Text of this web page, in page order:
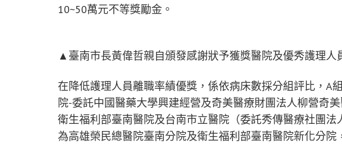
10~50萬元不等獎勵金。
▲臺南市長黃偉哲親自頒發感謝狀予獲獎醫院及優秀護理人
在降低護理人員離職率績優獎，係依病床數採分組評比，A
院-委託中國醫藥大學興建經營及奇美醫療財團法人柳營奇
衛生福利部臺南醫院及台南市立醫院（委託秀傳醫療社團法
為高雄榮民總醫院臺南分院及衛生福利部臺南醫院新化分院